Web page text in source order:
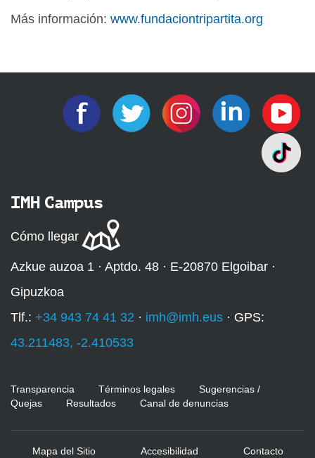
Más información: www.fundaciontripartita.org
IMH Campus
Cómo llegar
Azkue auzoa 1 · Aptdo. 48 · E-20870 Elgoibar ·
Gipuzkoa
Tlf.: +34 943 74 41 32 · imh@imh.eus · GPS:
43.211483, -2.410533
Transparencia Términos legales
Sugerencias /
Quejas
Resultados Canal de denuncias
Mapa del Sitio Accesibilidad Contacto